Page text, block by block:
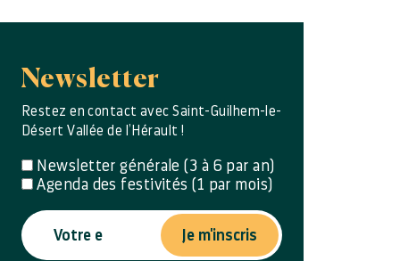
Newsletter
Restez en contact avec Saint-Guilhem-le-
Désert Vallée de l’Hérault !
Newsletter générale (3 à 6 par an)
Agenda des festivités (1 par mois)
Je m'inscris